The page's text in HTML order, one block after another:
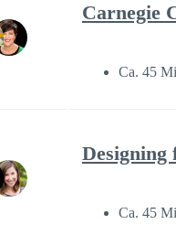
Carnegie
Ca. 45
Ca. 45